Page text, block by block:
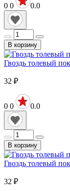
0 0 0.0
В корзину
Гвоздь толевый
32 ₽
0 0 0.0
В корзину
Гвоздь толевый
32 ₽